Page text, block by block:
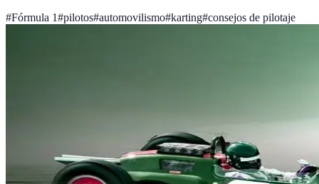
#Fórmula 1#pilotos#automovilismo#karting#consejos de pilotaje